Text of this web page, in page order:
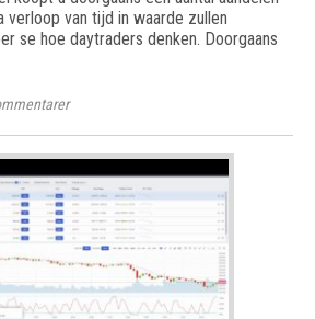
verloop van tijd in waarde zullen
se hoe daytraders denken. Doorgaans